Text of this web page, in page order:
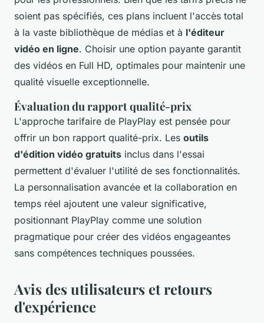
soient pas spécifiés, ces plans incluent l'accès total
à la vaste bibliothèque de médias et à l'éditeur
vidéo en ligne. Choisir une option payante garantit
des vidéos en Full HD, optimales pour maintenir une
qualité visuelle exceptionnelle.
Évaluation du rapport qualité-prix
L'approche tarifaire de PlayPlay est pensée pour
offrir un bon rapport qualité-prix. Les outils
d'édition vidéo gratuits inclus dans l'essai
permettent d'évaluer l'utilité de ses fonctionnalités.
La personnalisation avancée et la collaboration en
temps réel ajoutent une valeur significative,
positionnant PlayPlay comme une solution
pragmatique pour créer des vidéos engageantes
sans compétences techniques poussées.
Avis des utilisateurs et retours
d'expérience